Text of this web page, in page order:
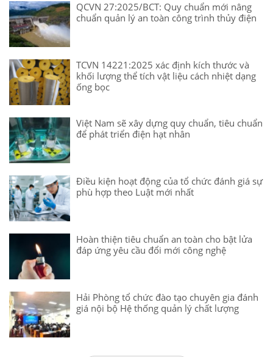
QCVN 27:2025/BCT: Quy chuẩn mới nâng
chuẩn quản lý an toàn công trình thủy điện
TCVN 14221:2025 xác định kích thước và
khối lượng thể tích vật liệu cách nhiệt dạng
ống bọc
Việt Nam sẽ xây dựng quy chuẩn, tiêu chuẩn
để phát triển điện hạt nhân
Điều kiện hoạt động của tổ chức đánh giá sự
phù hợp theo Luật mới nhất
Hoàn thiện tiêu chuẩn an toàn cho bật lửa
đáp ứng yêu cầu đổi mới công nghệ
Hải Phòng tổ chức đào tạo chuyên gia đánh
giá nội bộ Hệ thống quản lý chất lượng